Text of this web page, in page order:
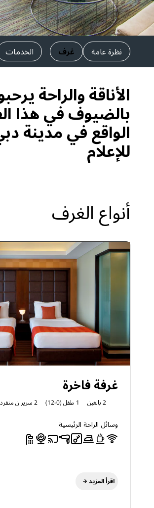
العلامات التجارية التابعة في الصين
نظرة عامة غرف الخدمات
الأناقة والراحة
بالضيوف في هذا
الواقع في مدينة
للإعلام
أنواع الغرف
غرفة فاخرة
2 بالغين 1 طفل (0-12) 2 سريران منفردان أو
وسائل الراحة الرئيسية
اقرأ المزيد